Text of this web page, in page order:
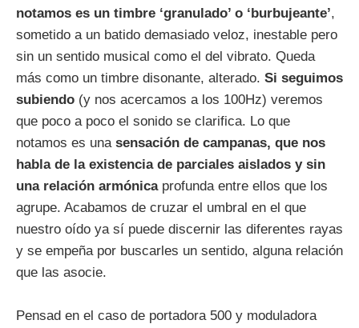
notamos es un timbre ‘granulado’ o ‘burbujeante’,
sometido a un batido demasiado veloz, inestable pero
sin un sentido musical como el del vibrato. Queda
más como un timbre disonante, alterado. Si seguimos
subiendo (y nos acercamos a los 100Hz) veremos
que poco a poco el sonido se clarifica. Lo que
notamos es una sensación de campanas, que nos
habla de la existencia de parciales aislados y sin
una relación armónicaprofunda entre ellos que los
agrupe. Acabamos de cruzar el umbral en el que
nuestro oído ya sí puede discernir las diferentes rayas
y se empeña por buscarles un sentido, alguna relación
que las asocie.
Pensad en el caso de portadora 500 y moduladora